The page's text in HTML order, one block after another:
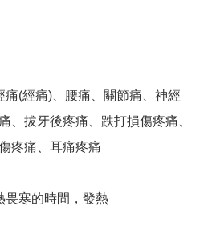
痛(經痛)、腰痛、關節痛、神經
、拔牙後疼痛、跌打損傷疼痛、
疼痛、耳痛疼痛
畏寒的時間，發熱